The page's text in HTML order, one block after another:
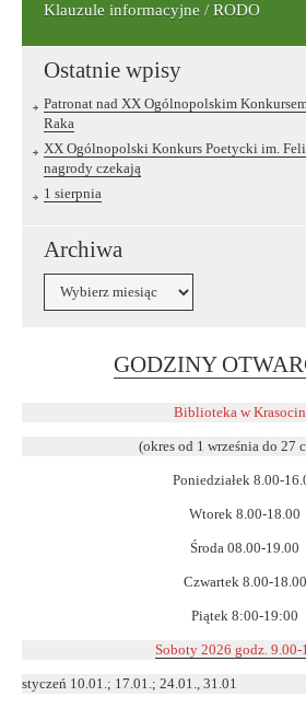
Klauzule informacyjne / RODO
Ostatnie wpisy
Patronat nad XX Ogólnopolskim
Raka
XX Ogólnopolski Konkurs Poetycki im.
nagrody czekają
1 sierpnia
Archiwa
GODZINY
Biblioteka w
(okres od 1 września do 27
Poniedziałek 8.00-
Wtorek 8.00-18.00
Środa 08.00-19.00
Czwartek 8.00-18.00
Piątek 8:00-19:00
Soboty 2026 godz. 9.00-
styczeń 10.01.; 17.01.; 24.01., 31.01